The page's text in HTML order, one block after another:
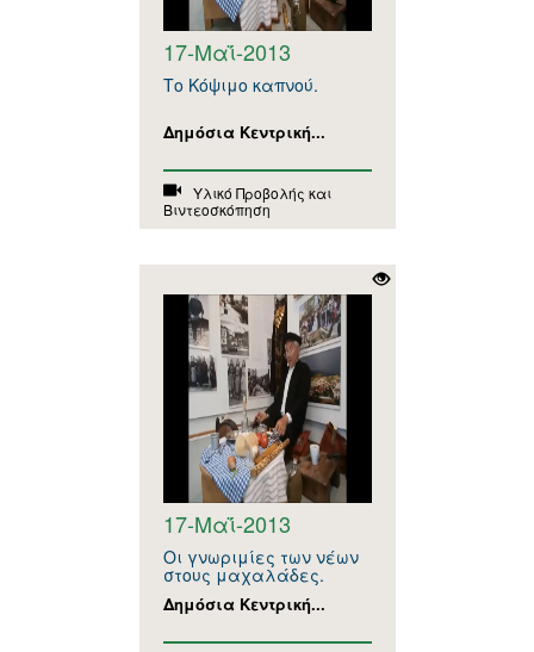
17-Μαΐ-2013
Το Κόψιμο καπνού.
Δημόσια Κεντρική...
Υλικό Προβολής και
Βιντεοσκόπηση
17-Μαΐ-2013
Οι γνωριμίες των νέων
στους μαχαλάδες.
Δημόσια Κεντρική...